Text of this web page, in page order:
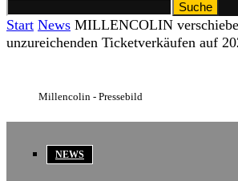
Start News MILLENCOLIN
unzureichenden Ticketverkäufen auf
Millencolin - Pressebild
NEWS